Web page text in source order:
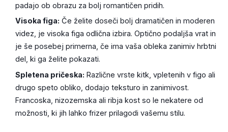
padajo ob obrazu za bolj romantičen pridih.
Visoka figa: Če želite doseči bolj dramatičen in moderen
videz, je visoka figa odlična izbira. Optično podaljša vrat in
je še posebej primerna, če ima vaša obleka zanimiv hrbtni
del, ki ga želite pokazati.
Spletena pričeska: Različne vrste kitk, vpletenih v figo ali
drugo speto obliko, dodajo teksturo in zanimivost.
Francoska, nizozemska ali ribja kost so le nekatere od
možnosti, ki jih lahko frizer prilagodi vašemu stilu.